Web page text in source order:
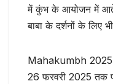
में कुंभ के आयोजन में आते
बाबा के दर्शनों के लिए
Mahakumbh
26 फरवरी 2025 तक